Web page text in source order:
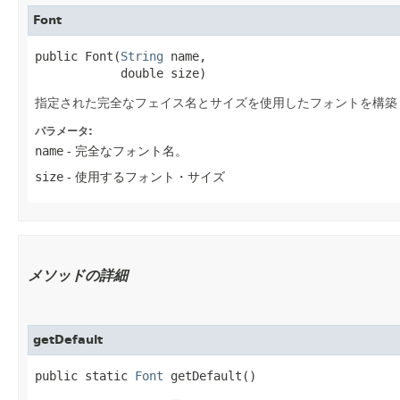
Font
public Font​(String name,
            double size)
指定された完全なフェイス名とサイズを使用したフォントを構
パラメータ:
name - 完全なフォント名。
size - 使用するフォント・サイズ
メソッドの詳細
getDefault
public static Font getDefault()